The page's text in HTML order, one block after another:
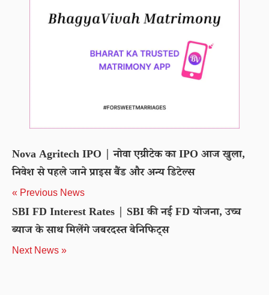
Nova Agritech IPO | नोवा एग्रीटेक का IPO आज खुला,
निवेश से पहले जाने प्राइस बैंड और अन्य डिटेल्स
« Previous News
SBI FD Interest Rates | SBI की नई FD योजना, उच्च
ब्याज के साथ मिलेंगे जबरदस्त बेनिफिट्स
Next News »